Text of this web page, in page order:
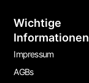
Wichtige
Informationen
Impressum
AGBs